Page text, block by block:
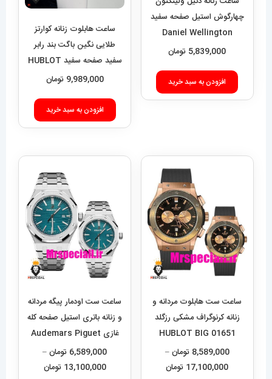
چهارگوش استیل صفحه سفید
Daniel Wellington
Quadro 422
5,839,000 تومان
افزودن به سبد خرید
ساعت هابلوت زنانه کوارتز
طلایی نگین باگت بند رابر
سفید صفحه سفید HUBLOT
BIG BANG 020992
9,989,000 تومان
افزودن به سبد خرید
ساعت ست هابلوت مردانه و
زنانه کرنوگراف مشکی رزگلد
01651 HUBLOT BIG
BANG
8,589,000 تومان–
17,100,000 تومانمحدوده
ساعت ست اودمار پیگه مردانه
و زنانه باتری استیل صفحه کله
غازی Audemars Piguet
Royal 01572
6,589,000 تومان–
13,100,000 تومانمحدوده